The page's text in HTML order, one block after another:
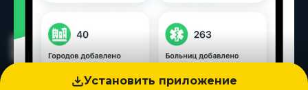
Установить приложение